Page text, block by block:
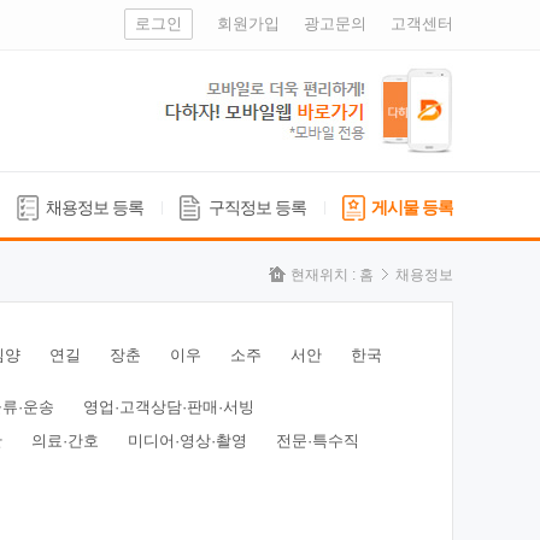
로그인 회원가입 광고문의 고객센터
채용정보 등록 구직정보 등록 게시물 등록
현재위치 : 홈 채용정보
양 연길 장춘 이우 소주 서안 한국
·운송
영업·고객상담·판매·서빙
의료·간호 미디어·영상·촬영 전문·특수직